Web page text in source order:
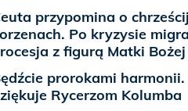
przypomina o
Po kryzysie
z figurą Matki Bożej
prorokami harmonii.
Rycerzom Kolumba